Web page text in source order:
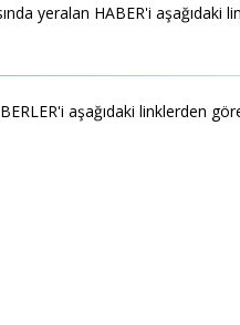
yeralan HABER'i aşağıdaki
aşağıdaki linklerden